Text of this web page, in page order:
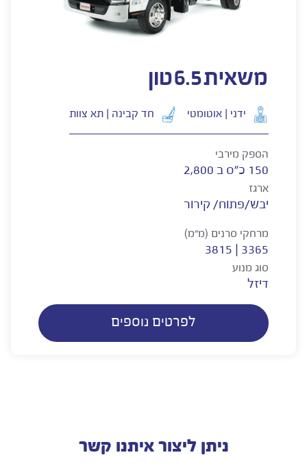
משאית6.5טון
ידני | אוטומטי חד קבינה | תא צוות
הספק מירבי
150 כ"ס ב 2,800
ארגז
יבש/פתוח/ קירור
מרחקי סרנים (מ"מ)
3365 | 3815
סוג מנוע
דיזל
לפרטים נוספים
ניתן ליצור איתנו קשר